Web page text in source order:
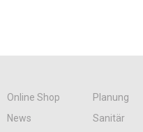
Online Shop
Planung
News
Sanitär